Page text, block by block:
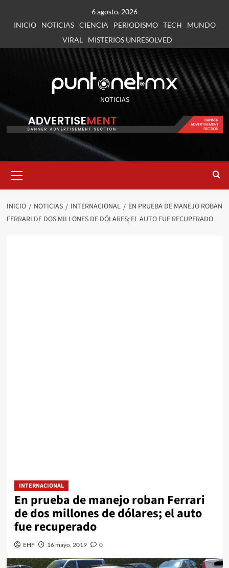
6 agosto, 2026
INICIO
NOTICIAS CIENCIA PERIODISMO TECH
MUNDO
VIRAL
MISTERIOS UNRESOLVED
NOTICIAS
INICIO NOTICIAS INTERNACIONAL
EN PRUEBA DE MANEJO ROBAN
FERRARI DE DOS MILLONES DE DÓLARES; EL AUTO FUE RECUPERADO
INTERNACIONAL
En prueba de manejo roban Ferrari
de dos millones de dólares; el auto
fue recuperado
EHF 16 mayo, 2019 0